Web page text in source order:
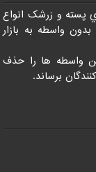
پسته و زرشک انواع
واسطه به بازار
واسطه ها را حذف
برساند.